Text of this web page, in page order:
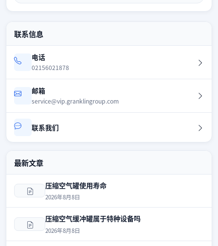
联系信息
电话
02156021878
邮箱
service@vip.granklingroup.com
联系我们
最新文章
压缩空气罐使用寿命
2026年8月8日
压缩空气缓冲罐属于特种设备吗
2026年8月8日